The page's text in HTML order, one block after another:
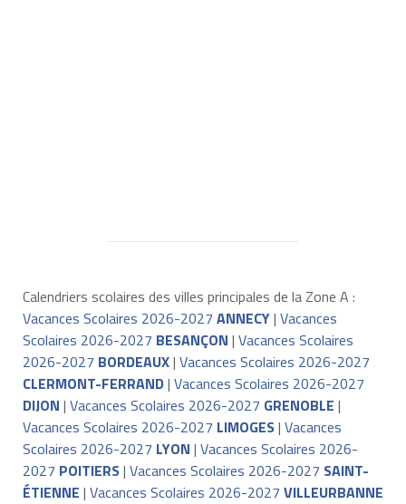
Calendriers scolaires des villes principales de la Zone A :
Vacances Scolaires 2026-2027 ANNECY| Vacances
Scolaires 2026-2027 BESANÇON | Vacances Scolaires
2026-2027 BORDEAUX| Vacances Scolaires 2026-2027
CLERMONT-FERRAND| Vacances Scolaires 2026-2027
DIJON | Vacances Scolaires 2026-2027 GRENOBLE |
Vacances Scolaires 2026-2027 LIMOGES| Vacances
Scolaires 2026-2027 LYON | Vacances Scolaires 2026-
2027 POITIERS| Vacances Scolaires 2026-2027 SAINT-
ÉTIENNE | Vacances Scolaires 2026-2027 VILLEURBANNE